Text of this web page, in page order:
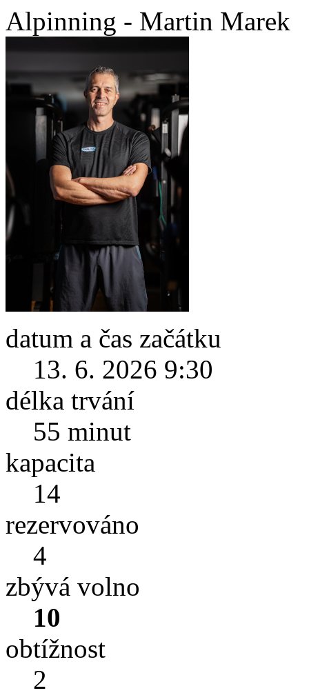
Alpinning - Martin Marek
datum a čas začátku
13. 6. 2026 9:30
délka trvání
55 minut
kapacita
14
rezervováno
4
zbývá volno
10
obtížnost
2